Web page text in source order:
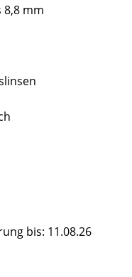
mm
bis: 11.08.26